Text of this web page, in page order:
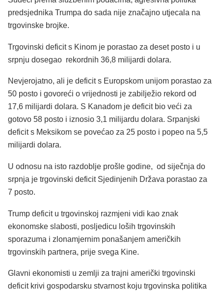
predsjednika Trumpa do sada nije značajno utjecala na
trgovinske brojke.
Trgovinski deficit s Kinom je porastao za deset posto i u
srpnju dosegao rekordnih 36,8 milijardi dolara.
Nevjerojatno, ali je deficit s Europskom unijom porastao za
50 posto i govoreći o vrijednosti je zabilježio rekord od
17,6 milijardi dolara. S Kanadom je deficit bio veći za
gotovo 58 posto i iznosio 3,1 milijardu dolara. Srpanjski
deficit s Meksikom se povećao za 25 posto i popeo na 5,5
milijardi dolara.
U odnosu na isto razdoblje prošle godine, od siječnja do
srpnja je trgovinski deficit Sjedinjenih Država porastao za
7 posto.
Trump deficit u trgovinskoj razmjeni vidi kao znak
ekonomske slabosti, posljedicu loših trgovinskih
sporazuma i zlonamjernim ponašanjem američkih
trgovinskih partnera, prije svega Kine.
Glavni ekonomisti u zemlji za trajni američki trgovinski
deficit krivi gospodarsku stvarnost koju trgovinska politika